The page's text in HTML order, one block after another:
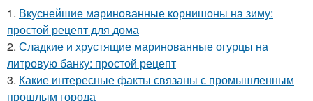
1. Вкуснейшие маринованные корнишоны на зиму:
простой рецепт для дома
2. Сладкие и хрустящие маринованные огурцы на
литровую банку: простой рецепт
3. Какие интересные факты связаны с промышленным
прошлым города